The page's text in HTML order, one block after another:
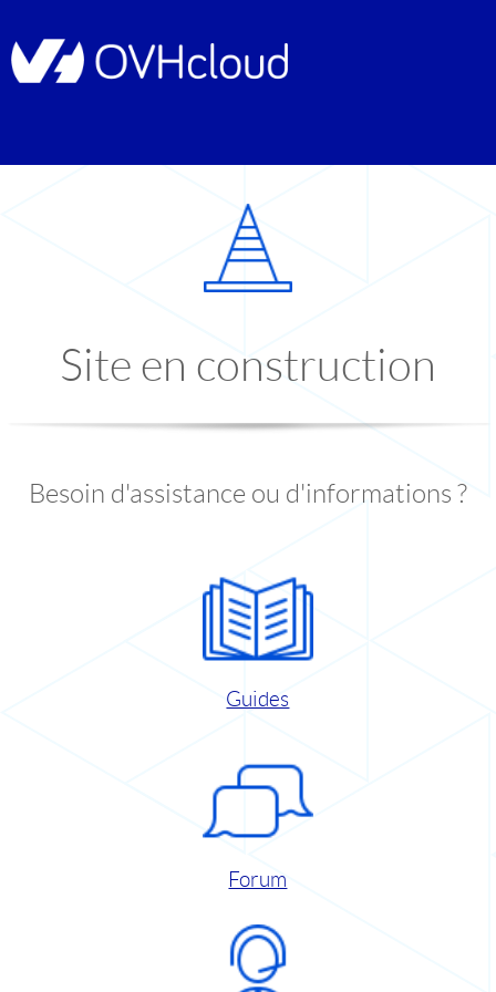
Site en construction
Besoin d'assistance ou d'informations ?
Guides
Forum